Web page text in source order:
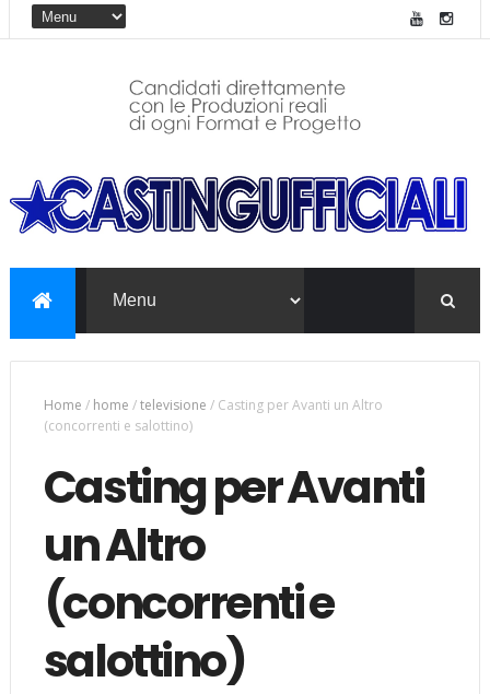
Home / home /televisione / Casting per Avanti un Altro
(concorrenti e salottino)
Casting per Avanti
un Altro
(concorrenti e
salottino)